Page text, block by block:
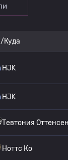
Куда
HJK
HJK
Тевтония
Ноттс Ко